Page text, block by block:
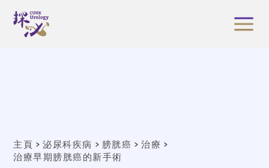
主頁 泌尿科疾病 膀胱癌
治療
治療早期膀胱癌的新手術